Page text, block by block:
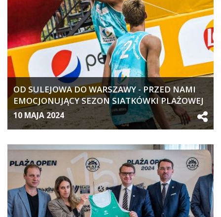
OD SULEJOWA DO WARSZAWY - PRZED NAMI
EMOCJONUJĄCY SEZON SIATKÓWKI PLAŻOWEJ
W POLSCE
10 MAJA 2024